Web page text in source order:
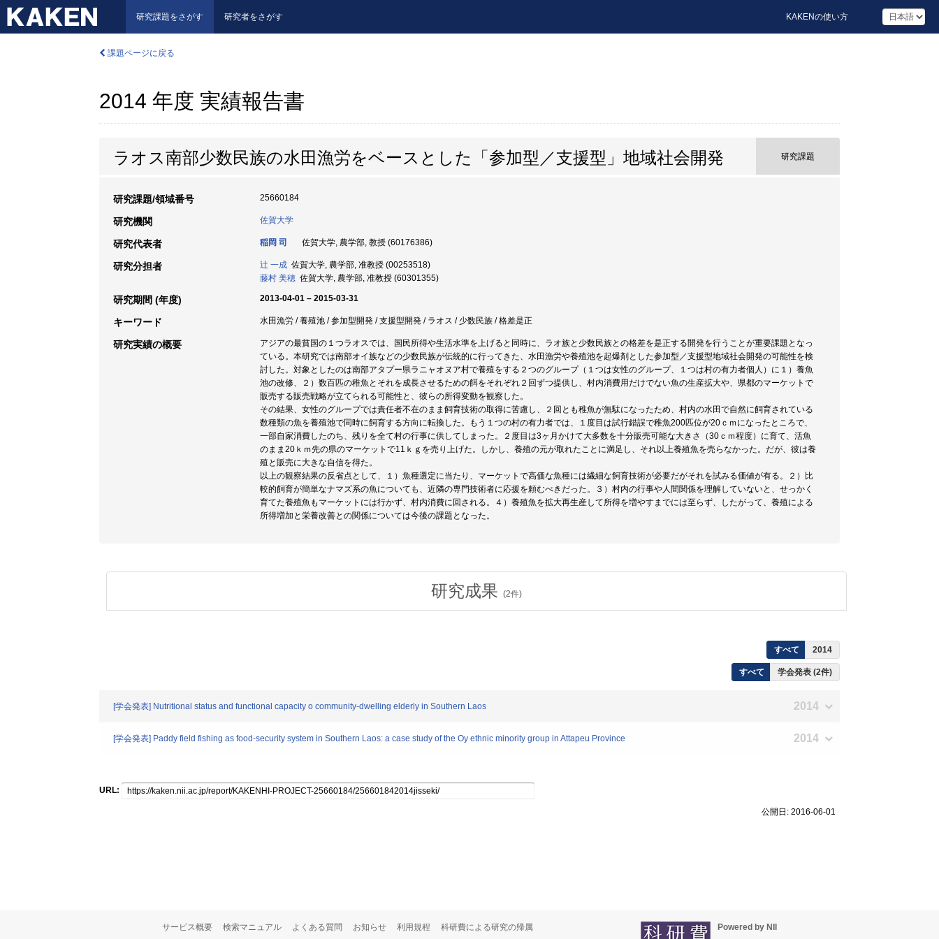
研究課題をさがす 研究者をさがす KAKENの使い方
課題ページに戻る
2014 年度 実績報告書
ラオス南部少数民族の水田漁労をベースとした「参加型／支援型」地域社会開発 研究課題
研究課題/領域番号 25660184
研究機関 佐賀大学
研究代表者 稲岡 司 佐賀大学, 農学部, 教授 (60176386)
研究分担者 辻 一成 佐賀大学, 農学部, 准教授 (00253518)
藤村 美穂 佐賀大学, 農学部, 准教授 (60301355)
研究期間 (年度) 2013-04-01 – 2015-03-31
キーワード 水田漁労 / 養殖池 / 参加型開発 / 支援型開発 / ラオス / 少数民族 / 格差是正
研究実績の概要
アジアの最貧国の１つラオスでは、国民所得や生活水準を上げると同時に、ラオ族と少数民族との格差を是正する開発を行うことが重要課題となっ
ている。本研究では南部オイ族などの少数民族が伝統的に行ってきた、水田漁労や養殖池を起爆剤とした参加型／支援型地域社会開発の可能性を検
討した。対象としたのは南部アタプー県ラニャオヌア村で養殖をする２つのグループ（１つは女性のグループ、１つは村の有力者個人）に１）養魚
池の改修、２）数百匹の稚魚とそれを成長させるための餌をそれぞれ２回ずつ提供し、村内消費用だけでない魚の生産拡大や、県都のマーケットで
販売する販売戦略が立てられる可能性と、彼らの所得変動を観察した。
その結果、女性のグループでは責任者不在のまま飼育技術の取得に苦慮し、２回とも稚魚が無駄になったため、村内の水田で自然に飼育されている
数種類の魚を養殖池で同時に飼育する方向に転換した。もう１つの村の有力者では、１度目は試行錯誤で稚魚200匹位が20ｃｍになったところで、
一部自家消費したのち、残りを全て村の行事に供してしまった。２度目は3ヶ月かけて大多数を十分販売可能な大きさ（30ｃｍ程度）に育て、活魚
のまま20ｋｍ先の県のマーケットで11ｋｇを売り上げた。しかし、養殖の元が取れたことに満足し、それ以上養殖魚を売らなかった。だが、彼は養
殖と販売に大きな自信を得た。
以上の観察結果の反省点として、１）魚種選定に当たり、マーケットで高価な魚種には繊細な飼育技術が必要だがそれを試みる価値が有る。２）比
較的飼育が簡単なナマズ系の魚についても、近隣の専門技術者に応援を頼むべきだった。３）村内の行事や人間関係を理解していないと、せっかく
育てた養殖魚もマーケットには行かず、村内消費に回される。４）養殖魚を拡大再生産して所得を増やすまでには至らず、したがって、養殖による
所得増加と栄養改善との関係については今後の課題となった。
研究成果 (2件)
すべて 2014
すべて 学会発表 (2件)
[学会発表] Nutritional status and functional capacity o community-dwelling elderly in Southern Laos 2014
[学会発表] Paddy field fishing as food-security system in Southern Laos: a case study of the Oy ethnic minority group in Attapeu Province 2014
URL:
公開日: 2016-06-01
サービス概要 検索マニュアル よくある質問 お知らせ 利用規程 科研費による研究の帰属 Powered by NII